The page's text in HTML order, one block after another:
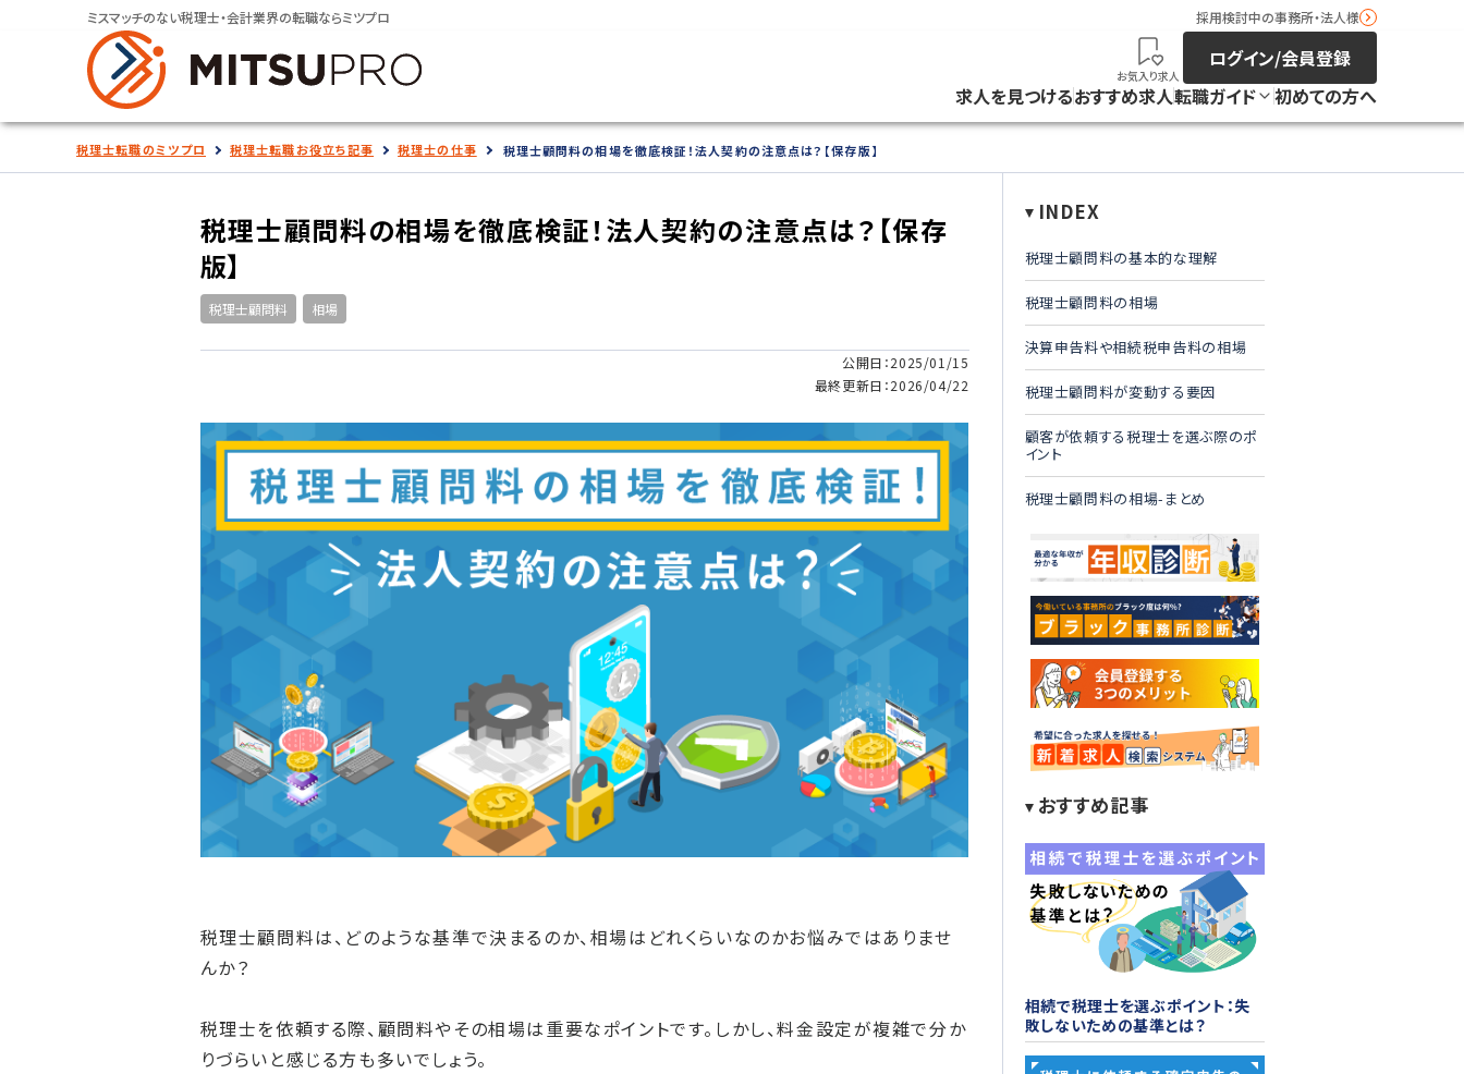
ミスマッチのない税理士・会計業界の転職ならミツプロ 採用検討中の事務所・法人様
お気入り求人
ログイン/会員登録
求人を見つけるおすすめ求人転職ガイド 初めての方へ
税理士転職のミツプロ 税理士転職お役立ち記事 税理士の仕事 税理士顧問料の相場を徹底検証！法人契約の注意点は？【保存版】
INDEX
税理士顧問料の基本的な理解
税理士顧問料の相場
決算申告料や相続税申告料の相場
税理士顧問料が変動する要因
顧客が依頼する税理士を選ぶ際のポ
イント
税理士顧問料の相場-まとめ
おすすめ記事
相続で税理士を選ぶポイント：失
敗しないための基準とは？
税理士顧問料の相場を徹底検証！法人契約の注意点は？【保存
版】
税理士顧問料 相場
公開日：2025/01/15
最終更新日：2026/04/22
税理士顧問料は、どのような基準で決まるのか、相場はどれくらいなのかお悩みではありませ
んか？
税理士を依頼する際、顧問料やその相場は重要なポイントです。しかし、料金設定が複雑で分か
りづらいと感じる方も多いでしょう。